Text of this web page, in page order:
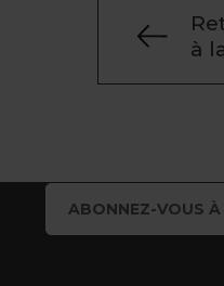
à
ABONNEZ-VOUS